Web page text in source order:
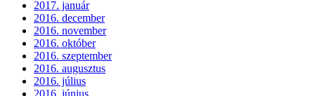
2017. január
2016. december
2016. november
2016. október
2016. szeptember
2016. augusztus
2016. július